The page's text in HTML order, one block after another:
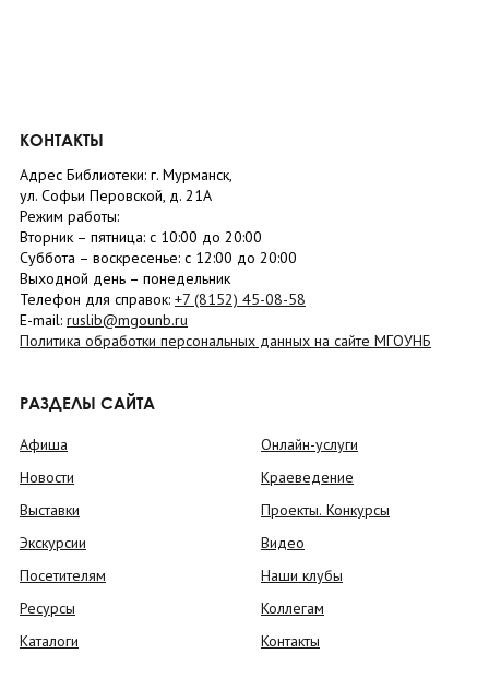
КОНТАКТЫ
Адрес Библиотеки: г. Мурманск,
ул. Софьи Перовской, д. 21А
Режим работы:
Вторник – пятница: с 10:00 до 20:00
Суббота – воскресенье: c 12:00 до 20:00
Выходной день – понедельник
Телефон для справок: +7 (8152) 45-08-58
E-mail: ruslib@mgounb.ru
Политика обработки персональных данных на сайте МГОУНБ
РАЗДЕЛЫ САЙТА
Афиша
Новости
Выставки
Экскурсии
Посетителям
Ресурсы
Каталоги
Онлайн-услуги
Краеведение
Проекты. Конкурсы
Видео
Наши клубы
Коллегам
Контакты